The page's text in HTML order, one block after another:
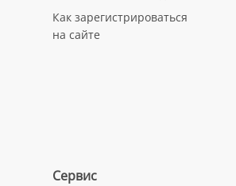
Как зарегистрироваться
на сайте
Сервис